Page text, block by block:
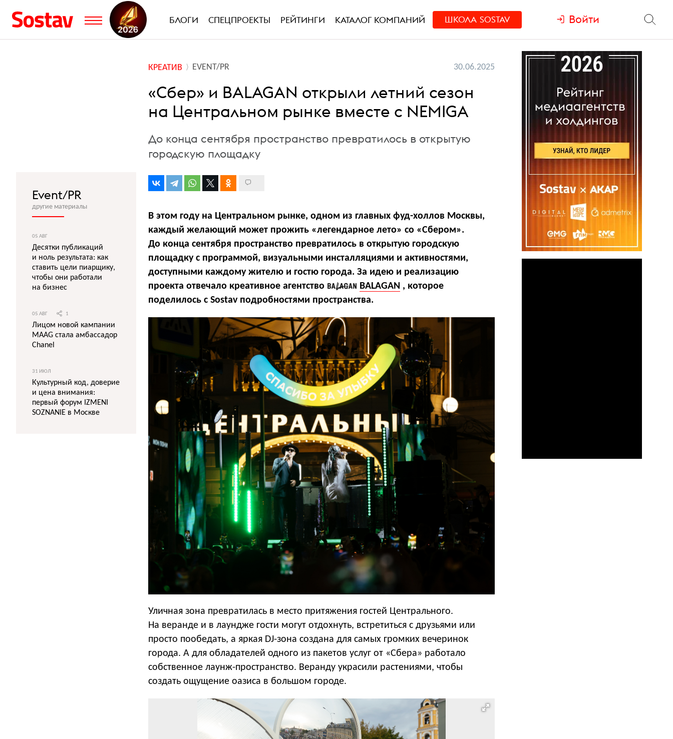
БЛОГИ СПЕЦПРОЕКТЫ РЕЙТИНГИ КАТАЛОГ КОМПАНИЙ ШКОЛА SOSTAV Войти
КРЕАТИВ EVENT/PR 30.06.2025
«Сбер» и BALAGAN открыли летний сезон
на Центральном рынке вместе с NEMIGA
До конца сентября пространство превратилось в открытую
городскую площадку
В этом году на Центральном рынке, одном из главных фуд-холлов Москвы,
каждый желающий может прожить «легендарное лето» со «Сбером».
До конца сентября пространство превратилось в открытую городскую
площадку с программой, визуальными инсталляциями и активностями,
доступными каждому жителю и гостю города. За идею и реализацию
проекта отвечало креативное агентство
BALAGAN , которое
поделилось с Sostav подробностями пространства.
Уличная зона превратилась в место притяжения гостей Центрального.
На веранде и в лаундже гости могут отдохнуть, встретиться с друзьями или
просто пообедать, а яркая DJ-зона создана для самых громких вечеринок
города. А для обладателей одного из пакетов услуг от «Сбера» работало
собственное лаунж-пространство. Веранду украсили растениями, чтобы
создать ощущение оазиса в большом городе.
Event/PR
другие материалы
05 АВГ
Десятки публикаций
и ноль результата: как
ставить цели пиарщику,
чтобы они работали
на бизнес
05 АВГ 1
Лицом новой кампании
MAAG стала амбассадор
Chanel
31 ИЮЛ
Культурный код, доверие
и цена внимания:
первый форум IZMENI
SOZNANIE в Москве